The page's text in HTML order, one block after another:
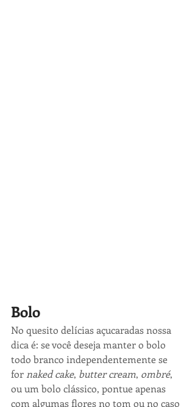
Bolo
No quesito delícias açucaradas nossa
dica é: se você deseja manter o bolo
todo branco independentemente se
for naked cake, butter cream, ombré,
ou um bolo clássico, pontue apenas
com algumas flores no tom ou no caso